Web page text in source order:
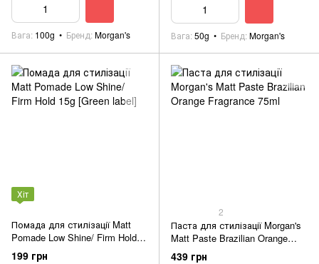
Вага 100g Бренд Morgan's Вага 50g Бренд Morgan's
Хіт
Помада для стилізації Matt
Pomade Low Shine/ Firm Hold
15g [Green label]
199 грн
2
Паста для стилізації Morgan's
Matt Paste Brazilian Orange
Fragrance 75ml
439 грн